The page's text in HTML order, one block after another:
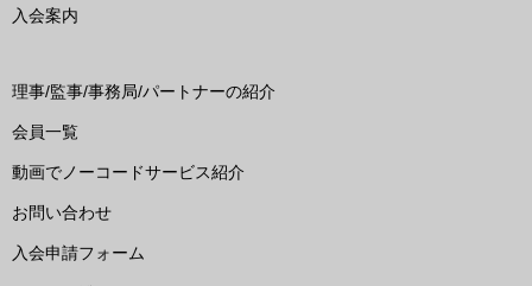
入会案内
理事/監事/事務局/パートナーの紹介
会員一覧
動画でノーコードサービス紹介
お問い合わせ
入会申請フォーム